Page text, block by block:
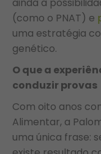
ainda a
(como o PNAT) e
uma estratégia
genético.
O que a
conduzir provas
Com oito anos
Alimentar, a
uma única frase: